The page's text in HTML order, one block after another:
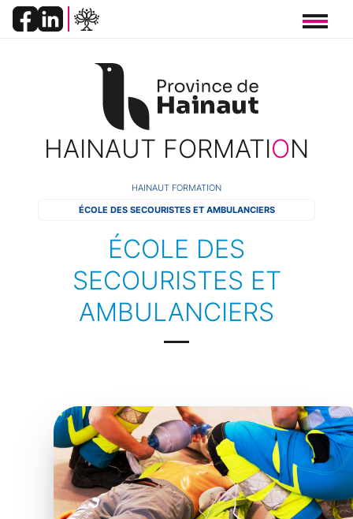
Panneau de gestion des cookies
HAINAUT FORMATION
D'ARIANE
HAINAUT FORMATION
ÉCOLE DES SECOURISTES ET AMBULANCIERS
ÉCOLE DES
SECOURISTES ET
AMBULANCIERS